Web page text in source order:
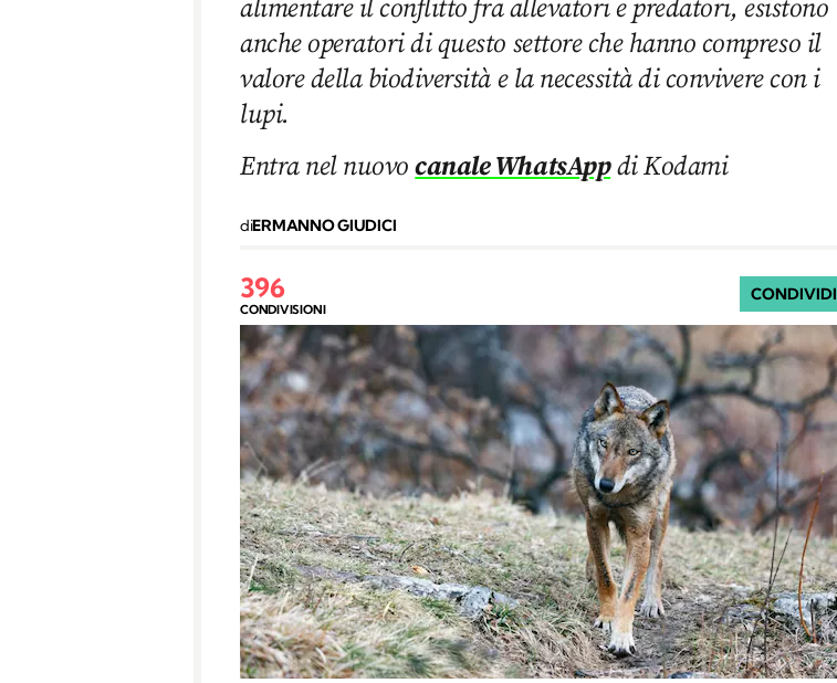
anche operatori di questo settore che hanno compreso il
valore della biodiversità e la necessità di convivere con i
lupi.
Entra nel nuovocanale WhatsAppdi Kodami
diERMANNO GIUDICI
396
CONDIVISIONI
CONDIVIDI